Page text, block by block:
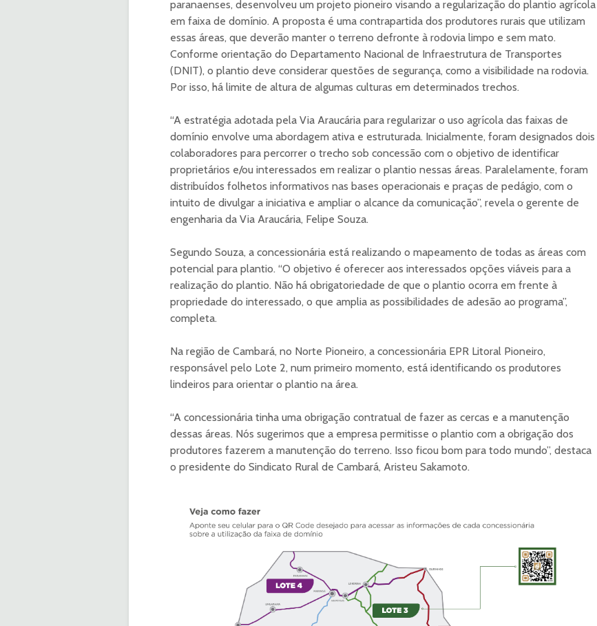
paranaenses, desenvolveu um projeto pioneiro visando a regularização do plantio agrícola
em faixa de domínio. A proposta é uma contrapartida dos produtores rurais que utilizam
essas áreas, que deverão manter o terreno defronte à rodovia limpo e sem mato.
Conforme orientação do Departamento Nacional de Infraestrutura de Transportes
(DNIT), o plantio deve considerar questões de segurança, como a visibilidade na rodovia.
Por isso, há limite de altura de algumas culturas em determinados trechos.
“A estratégia adotada pela Via Araucária para regularizar o uso agrícola das faixas de
domínio envolve uma abordagem ativa e estruturada. Inicialmente, foram designados dois
colaboradores para percorrer o trecho sob concessão com o objetivo de identificar
proprietários e/ou interessados em realizar o plantio nessas áreas. Paralelamente, foram
distribuídos folhetos informativos nas bases operacionais e praças de pedágio, com o
intuito de divulgar a iniciativa e ampliar o alcance da comunicação”, revela o gerente de
engenharia da Via Araucária, Felipe Souza.
Segundo Souza, a concessionária está realizando o mapeamento de todas as áreas com
potencial para plantio. “O objetivo é oferecer aos interessados opções viáveis para a
realização do plantio. Não há obrigatoriedade de que o plantio ocorra em frente à
propriedade do interessado, o que amplia as possibilidades de adesão ao programa”,
completa.
Na região de Cambará, no Norte Pioneiro, a concessionária EPR Litoral Pioneiro,
responsável pelo Lote 2, num primeiro momento, está identificando os produtores
lindeiros para orientar o plantio na área.
“A concessionária tinha uma obrigação contratual de fazer as cercas e a manutenção
dessas áreas. Nós sugerimos que a empresa permitisse o plantio com a obrigação dos
produtores fazerem a manutenção do terreno. Isso ficou bom para todo mundo”, destaca
o presidente do Sindicato Rural de Cambará, Aristeu Sakamoto.